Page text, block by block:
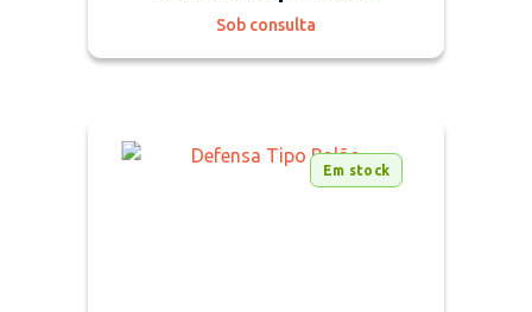
Sob consulta
Em stock